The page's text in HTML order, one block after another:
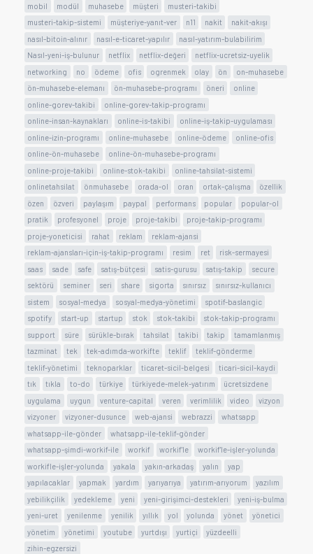
mobil
modül muhasebe müşteri
musteri-takibi
musteri-takip-sistemi
müşteriye-yanıt-ver n11 nakit
nakit-akışı
nasıl-bitoin-alınır
nasıl-e-ticaret-yapılır
nasıl-yatırım-bulabilirim
Nasıl-yeni-iş-bulunur
netflix netflix-değeri
netflix-ucretsiz-uyelik
networking
no ödeme ofis ogrenmek olay ön
on-muhasebe
ön-muhasebe-elemanı
ön-muhasebe-programı öneri
online
online-gorev-takibi
online-gorev-takip-programı
online-insan-kaynakları
online-is-takibi
online-iş-takip-uygulaması
online-izin-programı
online-muhasebe online-ödeme
online-ofis
online-ön-muhasebe
online-ön-muhasebe-programı
online-proje-takibi
online-stok-takibi
online-tahsilat-sistemi
onlinetahsilat
önmuhasebe orada-ol oran ortak-çalışma
özellik
özen
özveri paylaşım paypal performans popular
popular-ol
pratik
profesyonel proje proje-takibi
proje-takip-programı
proje-yoneticisi
rahat reklam
reklam-ajansi
reklam-ajansları-için-iş-takip-programı
resim ret
risk-sermayesi
saas
sade safe satış-bütçesi satis-gurusu satış-takip
secure
sektörü
seminer seri share sigorta sınırsız
sınırsız-kullanıcı
sistem
sosyal-medya sosyal-medya-yönetimi
spotif-baslangic
spotify
start-up startup stok stok-takibi
stok-takip-programı
support
süre sürükle-bırak tahsilat takibi takip
tamamlanmış
tazminat
tek tek-adımda-workifte teklif
teklif-gönderme
teklif-yönetimi
teknoparklar ticaret-sicil-belgesi
ticari-sicil-kaydi
tık
tıkla to-do türkiye türkiyede-melek-yatırım
ücretsizdene
uygulama
uygun venture-capital veren verimlilik video
vizyon
vizyoner
vizyoner-dusunce web-ajansi webrazzi
whatsapp
whatsapp-ile-gönder
whatsapp-ile-teklif-gönder
whatsapp-şimdi-workif-ile
workif workif'le
workif'le-işler-yolunda
workifle-işler-yolunda
yakala yakın-arkadaş yalın
yap
yapılacaklar
yapmak yardım yarıyarıya yatırım-arıyorum
yazılım
yebilikçilik
yedekleme yeni yeni-girişimci-destekleri
yeni-iş-bulma
yeni-uret
yenilenme yenilik yıllık yol yolunda yönet
yönetici
yönetim
yönetimi youtube yurtdışı yurtiçi
yüzdeelli
zihin-egzersizi